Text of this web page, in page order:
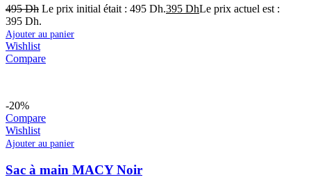
495Dh Le prix initial était : 495 Dh.395 DhLe prix actuel est :
395 Dh.
Ajouter au panier
Wishlist
Compare
-20%
Compare
Wishlist
Ajouter au panier
Sac à main MACY Noir